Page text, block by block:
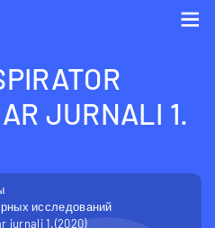
JURNALI 1.
исследований
jurnali 1.(2020)